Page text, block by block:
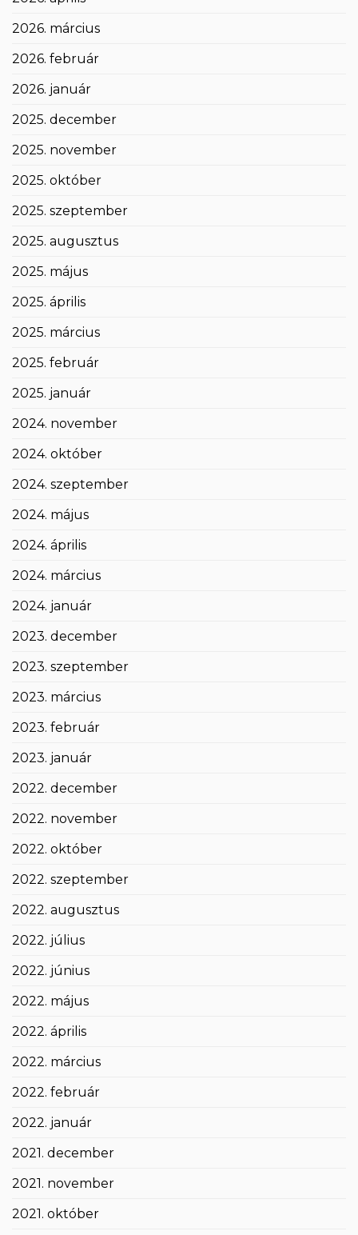
2026. március
2026. február
2026. január
2025. december
2025. november
2025. október
2025. szeptember
2025. augusztus
2025. május
2025. április
2025. március
2025. február
2025. január
2024. november
2024. október
2024. szeptember
2024. május
2024. április
2024. március
2024. január
2023. december
2023. szeptember
2023. március
2023. február
2023. január
2022. december
2022. november
2022. október
2022. szeptember
2022. augusztus
2022. július
2022. június
2022. május
2022. április
2022. március
2022. február
2022. január
2021. december
2021. november
2021. október